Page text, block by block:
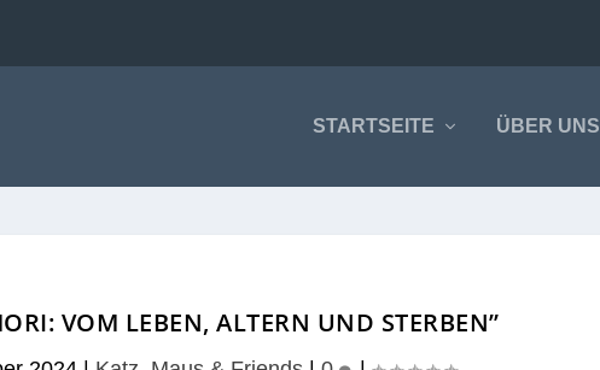
STARTSEITE ÜBER UNS
VOM LEBEN, ALTERN UND STERBEN”